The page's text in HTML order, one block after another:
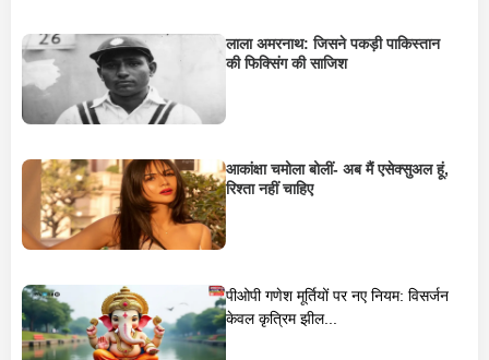
लाला अमरनाथ: जिसने पकड़ी पाकिस्तान
की फिक्सिंग की साजिश
आकांक्षा चमोला बोलीं- अब मैं एसेक्सुअल हूं,
रिश्ता नहीं चाहिए
पीओपी गणेश मूर्तियों पर नए नियम: विसर्जन
केवल कृत्रिम झील...